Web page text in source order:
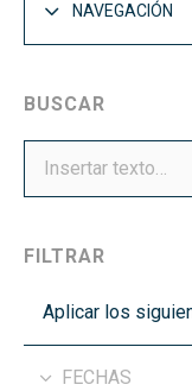
NAVEGACIÓN
BUSCAR
FILTRAR
Aplicar los
FECHAS